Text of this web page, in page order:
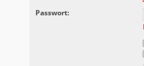
Passwort: